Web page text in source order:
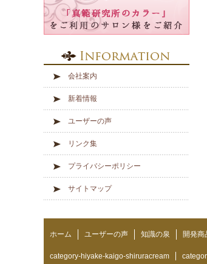
会社案内
新着情報
ユーザーの声
リンク集
プライバシーポリシー
サイトマップ
ホーム ユーザーの声 知識の泉 開発商
category-hiyake-kaigo-shiruracream